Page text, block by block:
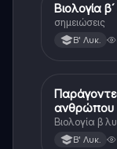
Βιολογία
Βιολογία
σημειώσεις
Β' Λυκ.
Βιολογία
ανθρώπου
Βιολογία β
Β' Λυκ.